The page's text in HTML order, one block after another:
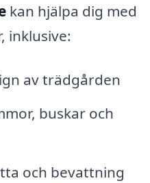
kan hjälpa dig med
inklusive:
av trädgården
buskar och
och bevattning